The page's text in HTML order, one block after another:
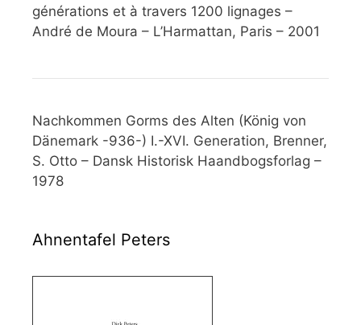
générations et à travers 1200 lignages –
André de Moura – L’Harmattan, Paris – 2001
Nachkommen Gorms des Alten (König von
Dänemark -936-) I.-XVI. Generation, Brenner,
S. Otto – Dansk Historisk Haandbogsforlag –
1978
Ahnentafel Peters